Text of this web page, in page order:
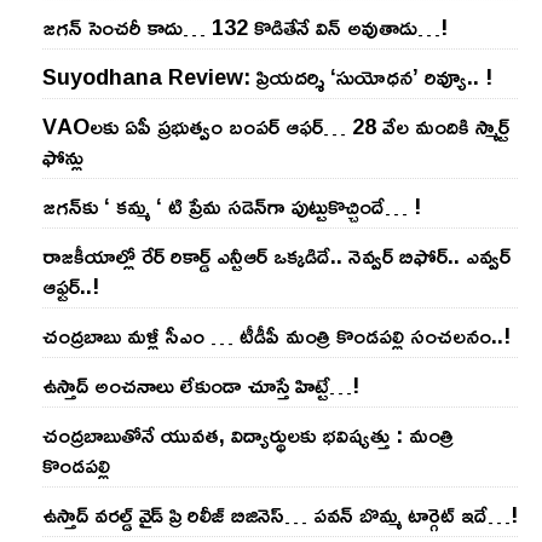
జ‌గ‌న్ సెంచ‌రీ కాదు… 132 కొడితేనే విన్ అవుతాడు…!
Suyodhana Review: ప్రియదర్శి ‘సుయోధన’ రివ్యూ.. !
VAOల‌కు ఏపీ ప్ర‌భుత్వం బంప‌ర్ ఆఫ‌ర్‌… 28 వేల మందికి స్మార్ట్
ఫోన్లు
జ‌గ‌న్‌కు ‘ క‌మ్మ ‘ టి ప్రేమ స‌డెన్‌గా పుట్టుకొచ్చిందే… !
రాజ‌కీయాల్లో రేర్ రికార్డ్ ఎన్టీఆర్ ఒక్క‌డిదే.. నెవ్వ‌ర్ బిఫోర్‌.. ఎవ్వ‌ర్
ఆఫ్ట‌ర్‌..!
చంద్ర‌బాబు మ‌ళ్లీ సీఎం … టీడీపీ మంత్రి కొండ‌ప‌ల్లి సంచ‌ల‌నం..!
ఉస్తాద్ అంచ‌నాలు లేకుండా చూస్తే హిట్టే…!
చంద్ర‌బాబుతోనే యువ‌త‌, విద్యార్థుల‌కు భ‌విష్య‌త్తు : మంత్రి
కొండ‌ప‌ల్లి
ఉస్తాద్ వ‌ర‌ల్డ్ వైడ్ ప్రి రిలీజ్ బిజినెస్‌… ప‌వ‌న్ బొమ్మ టార్గెట్ ఇదే…!